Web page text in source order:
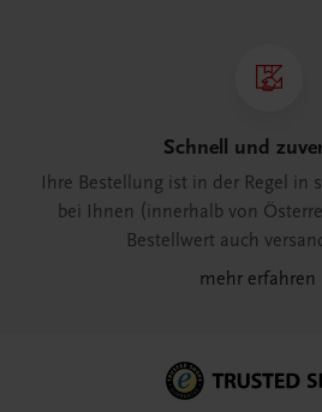
Schnell und
Ihre Bestellung ist in der Regel in
bei Ihnen (innerhalb von
Bestellwert auch
mehr erfahren